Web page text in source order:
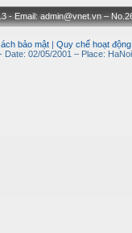
- Email: admin@vnet.vn –
bảo mật Quy chế hoạt động
02/05/2001 – Place: